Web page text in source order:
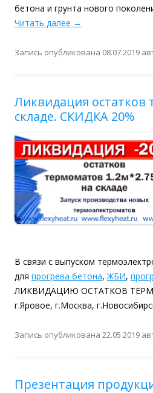
бетона и грунта нового
Читать далее →
Запись опубликована 08.07.2019
Ликвидация остатков
складе. СКИДКА 20%
В связи с выпуском
для прогрева бетона, ЖБИ,
ЛИКВИДАЦИЮ ОСТАТКОВ
г.Яровое, г.Москва,
Запись опубликована 22.05.2019
Презентация